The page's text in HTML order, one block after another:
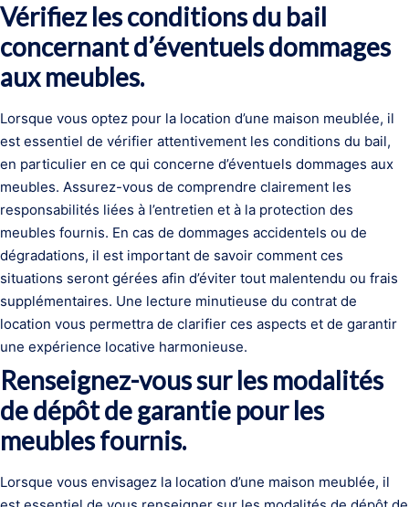
Vérifiez les conditions du bail
concernant d’éventuels dommages
aux meubles.
Lorsque vous optez pour la location d’une maison meublée, il
est essentiel de vérifier attentivement les conditions du bail,
en particulier en ce qui concerne d’éventuels dommages aux
meubles. Assurez-vous de comprendre clairement les
responsabilités liées à l’entretien et à la protection des
meubles fournis. En cas de dommages accidentels ou de
dégradations, il est important de savoir comment ces
situations seront gérées afin d’éviter tout malentendu ou frais
supplémentaires. Une lecture minutieuse du contrat de
location vous permettra de clarifier ces aspects et de garantir
une expérience locative harmonieuse.
Renseignez-vous sur les modalités
de dépôt de garantie pour les
meubles fournis.
Lorsque vous envisagez la location d’une maison meublée, il